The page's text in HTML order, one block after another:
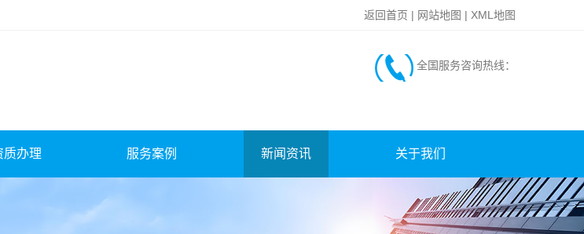
返回首页 | 网站地图 | XML地图
全国服务咨询热线：
质办理 服务案例 新闻资讯 关于我们